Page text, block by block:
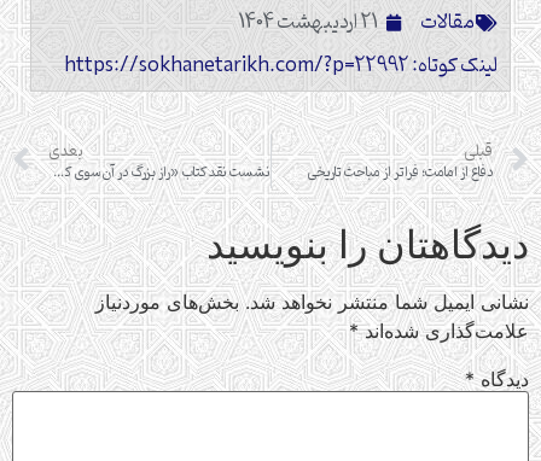
مقالات
21 اردیبهشت 1404
لینک کوتاه: https://sokhanetarikh.com/?p=22992
قبلی
دفاع از امامت؛ فراتر از مباحث تاریخی
بعدی
نشست نقد کتاب «راز بزرگ در آن‌سوی کربلا؛ دسیسه سفیانی-رومی «رده»
دیدگاهتان را بنویسید
نشانی ایمیل شما منتشر نخواهد شد. بخش‌های موردنیاز
علامت‌گذاری شده‌اند*
دیدگاه*